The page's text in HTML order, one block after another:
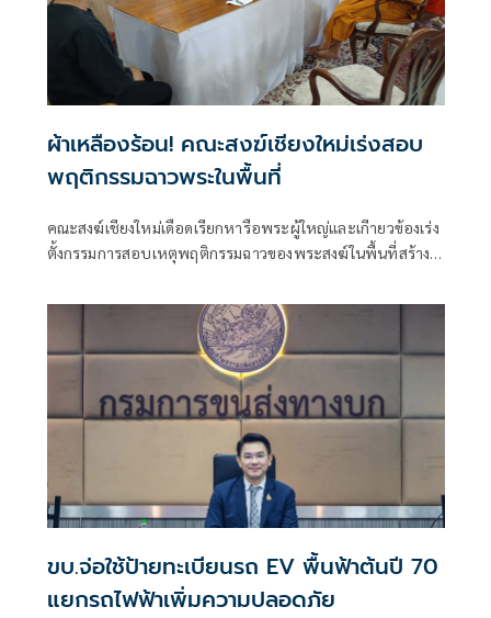
ผ้าเหลืองร้อน! คณะสงฆ์เชียงใหม่เร่งสอบ
พฤติกรรมฉาวพระในพื้นที่
คณะสงฆ์เชียงใหม่เดือดเรียกหารือพระผู้ใหญ่และเกีายวข้องเร่ง
ตั้งกรรมการสอบเหตุพฤติกรรมฉาวของพระสงฆ์ในพื้นที่สร้าง
โดยเร็ว
ขบ.จ่อใช้ป้ายทะเบียนรถ EV พื้นฟ้าต้นปี 70
แยกรถไฟฟ้าเพิ่มความปลอดภัย